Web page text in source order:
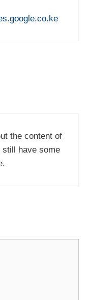
the content of
have some